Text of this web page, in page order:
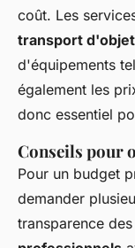
coût. Les
transport
d'équipements
également les
donc essentiel
Conseils pour
Pour un budget
demander
transparence